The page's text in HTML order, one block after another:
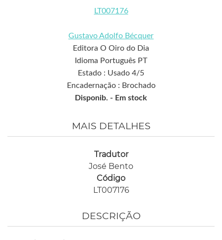
LT007176
Gustavo Adolfo Bécquer
Editora O Oiro do Dia
Idioma Português PT
Estado : Usado 4/5
Encadernação : Brochado
Disponib. - Em stock
MAIS DETALHES
Tradutor
José Bento
Código
LT007176
DESCRIÇÃO